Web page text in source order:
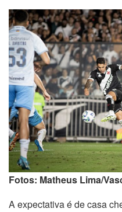
Fotos: Matheus Lima/
A expectativa é de casa